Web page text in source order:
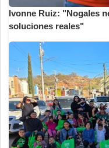
Ivonne Ruiz: "Nogales
soluciones reales"